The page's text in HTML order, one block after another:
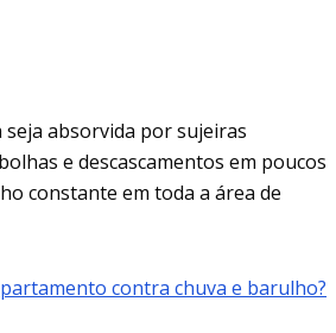
absorvida por sujeiras
e descascamentos em poucos
constante em toda a área de
contra chuva e barulho?